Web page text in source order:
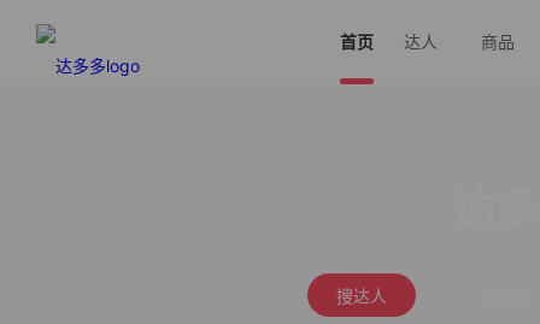
首页 达人 商品
搜达人